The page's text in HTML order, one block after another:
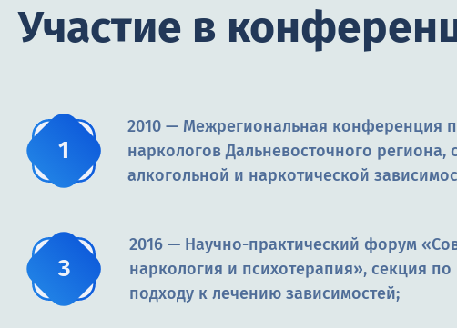
Участие в
2010 — Межрегиональная конференция
наркологов Дальневосточного
алкогольной и наркотической
2016 — Научно-практический форум
наркология и психотерапия», секция
подходу к лечению зависимостей;